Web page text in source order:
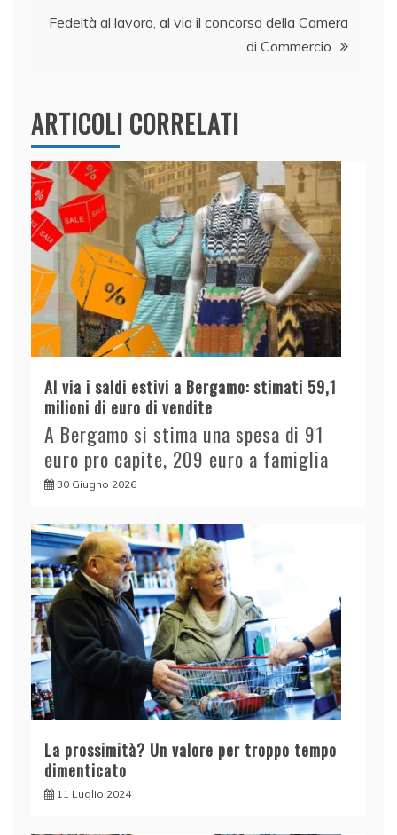
k
Fedeltà al lavoro, al via il concorso della Camera
di Commercio
ARTICOLI CORRELATI
Al via i saldi estivi a Bergamo: stimati 59,1
milioni di euro di vendite
A Bergamo si stima una spesa di 91
euro pro capite, 209 euro a famiglia
30 Giugno 2026
La prossimità? Un valore per troppo tempo
dimenticato
11 Luglio 2024